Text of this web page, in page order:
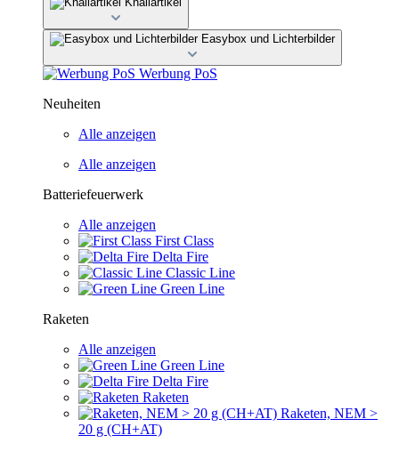
Easybox und Lichterbilder
Werbung PoS
Neuheiten
Alle anzeigen
Alle anzeigen
Batteriefeuerwerk
Alle anzeigen
First Class
Delta Fire
Classic Line
Green Line
Raketen
Alle anzeigen
Green Line
Delta Fire
Raketen
Raketen, NEM >
20 g (CH+AT)